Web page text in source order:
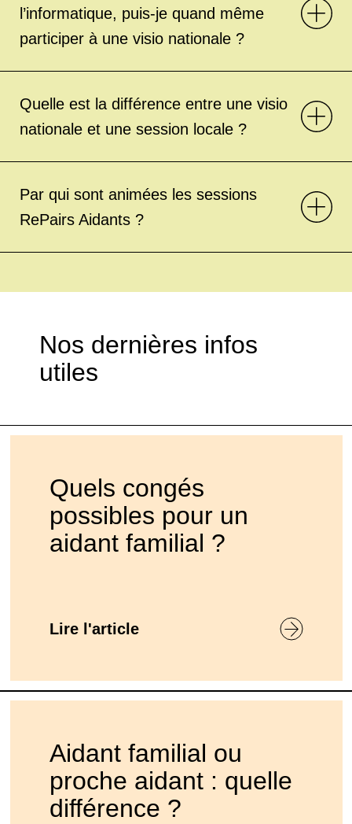
l’informatique, puis-je quand même
participer à une visio nationale ?
Quelle est la différence entre une visio
nationale et une session locale ?
Par qui sont animées les sessions
RePairs Aidants ?
Nos dernières infos
utiles
Quels congés
possibles pour un
aidant familial ?
Lire l'article
Aidant familial ou
proche aidant : quelle
différence ?